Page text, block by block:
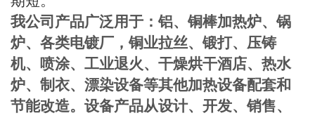
我公司产品广泛用于：铝、铜棒加热炉、锅
炉、各类电镀厂，铜业拉丝、锻打、压铸
机、喷涂、工业退火、干燥烘干酒店、热水
炉、制衣、漂染设备等其他加热设备配套和
节能改造。设备产品从设计、开发、销售、